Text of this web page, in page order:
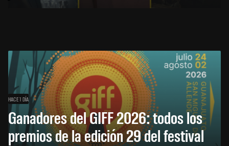
HACE 1 DÍA
Ganadores del GIFF 2026: todos los
premios de la edición 29 del festival